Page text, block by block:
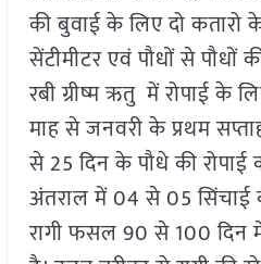
की बुवाई के लिए दो कतारो
सेंटीमीटर एवं पौधों से पौधों
रबी ग्रीष्म ऋतु में रोपाई के
माह से जनवरी के प्रथम
से 25 दिन के पौधे की
अंतराल में 04 से 05 सिंचाई
रागी फसल 90 से 100 दिन